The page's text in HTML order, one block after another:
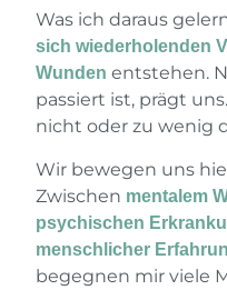
Was ich daraus
sich wiederholenden
Wunden entstehen.
passiert ist, prägt
nicht oder zu wenig
Wir bewegen uns
Zwischen mentalem
psychischen
menschlicher
begegnen mir viele